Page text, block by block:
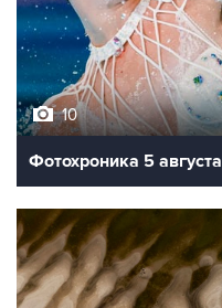
10
Фотохроника 5 августа